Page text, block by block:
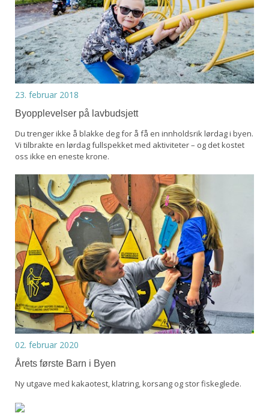
23. februar 2018
Byopplevelser på lavbudsjett
Du trenger ikke å blakke deg for å få en innholdsrik lørdag i byen.
Vi tilbrakte en lørdag fullspekket med aktiviteter – og det kostet
oss ikke en eneste krone.
02. februar 2020
Årets første Barn i Byen
Ny utgave med kakaotest, klatring, korsang og stor fiskeglede.